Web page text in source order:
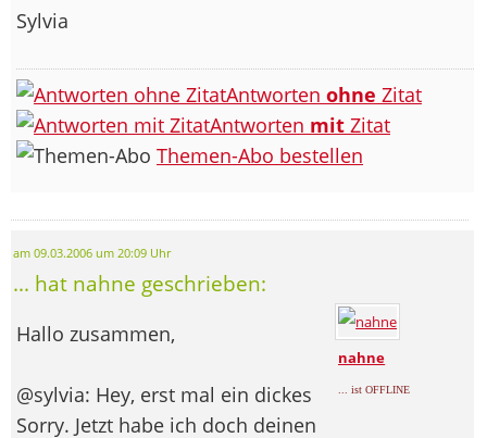
Sylvia
Antworten ohne Zitat
Antworten mit Zitat
Themen-Abo bestellen
am 09.03.2006 um 20:09 Uhr
... hat nahne geschrieben:
nahne
... ist OFFLINE
Hallo zusammen,
@sylvia: Hey, erst mal ein dickes
Sorry. Jetzt habe ich doch deinen